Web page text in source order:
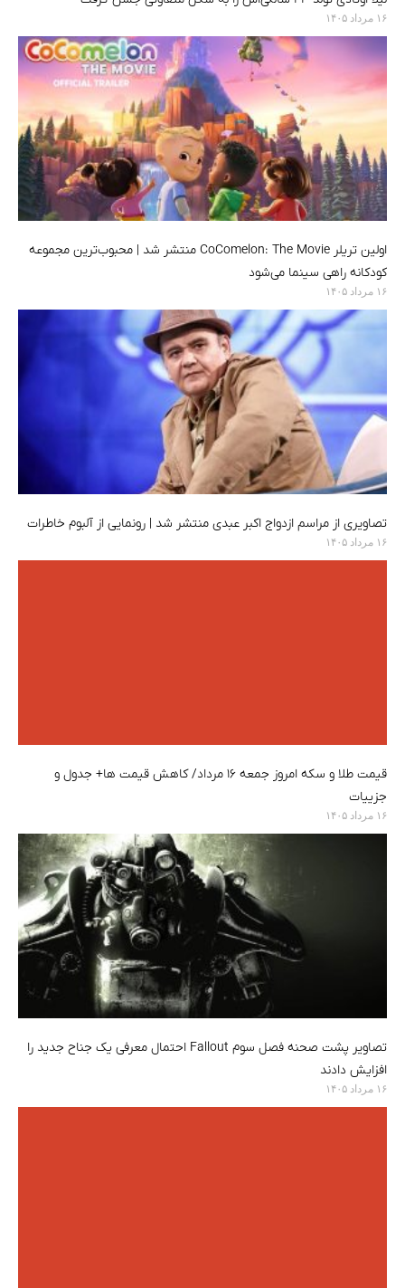
۱۶ مرداد ۱۴۰۵
اولین تریلر CoComelon: The Movie منتشر شد | محبوب‌ترین مجموعه
کودکانه راهی سینما می‌شود
۱۶ مرداد ۱۴۰۵
تصاویری از مراسم ازدواج اکبر عبدی منتشر شد | رونمایی از آلبوم خاطرات
۱۶ مرداد ۱۴۰۵
قیمت طلا و سکه امروز جمعه ۱۶ مرداد/ کاهش قیمت ها+ جدول و
جزییات
۱۶ مرداد ۱۴۰۵
تصاویر پشت صحنه فصل سوم Fallout احتمال معرفی یک جناح جدید را
افزایش دادند
۱۶ مرداد ۱۴۰۵